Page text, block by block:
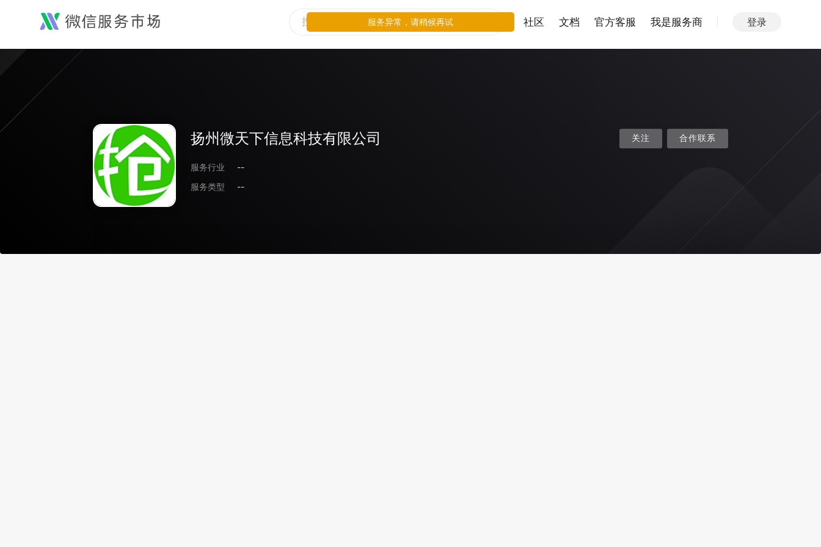
社区 文档 官方客服 我是服务商 登录
扬州微天下信息科技有限公司
服务行业
--
服务类型
--
关注 合作联系
服务异常，请稍候再试